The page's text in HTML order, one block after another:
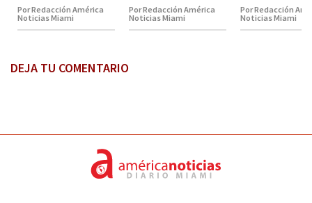
Por Redacción América
Noticias Miami
Por Redacción América
Noticias Miami
Por Redacción
Noticias Miami
DEJA TU COMENTARIO